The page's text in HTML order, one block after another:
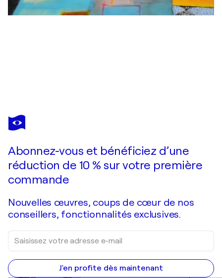
UDO VON GELDEN
Abstrakt Farbenspiel Line Nr. 3345
Abonnez-vous et bénéficiez d’une
réduction de 10 % sur votre première
commande
Nouvelles œuvres, coups de cœur de nos
conseillers, fonctionnalités exclusives.
J'en profite dès maintenant